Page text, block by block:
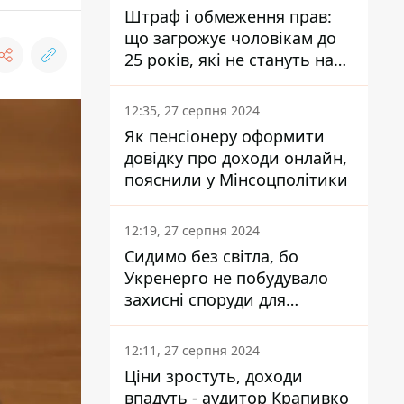
Штраф і обмеження прав:
що загрожує чоловікам до
25 років, які не стануть на
військовий облік
12:35, 27 серпня 2024
Як пенсіонеру оформити
довідку про доходи онлайн,
пояснили у Мінсоцполітики
12:19, 27 серпня 2024
Сидимо без світла, бо
Укренерго не побудувало
захисні споруди для
енергетики - нардеп
Кучеренко
12:11, 27 серпня 2024
Ціни зростуть, доходи
впадуть - аудитор Крапивко